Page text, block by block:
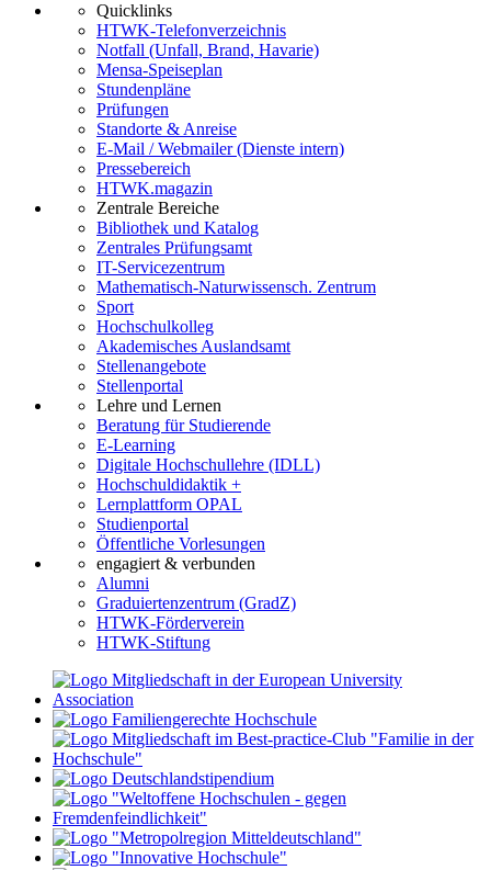
Quicklinks
HTWK-Telefonverzeichnis
Notfall (Unfall, Brand, Havarie)
Mensa-Speiseplan
Stundenpläne
Prüfungen
Standorte & Anreise
E-Mail / Webmailer (Dienste intern)
Pressebereich
HTWK.magazin
Zentrale Bereiche
Bibliothek und Katalog
Zentrales Prüfungsamt
IT-Servicezentrum
Mathematisch-Naturwissensch. Zentrum
Sport
Hochschulkolleg
Akademisches Auslandsamt
Stellenangebote
Stellenportal
Lehre und Lernen
Beratung für Studierende
E-Learning
Digitale Hochschullehre (IDLL)
Hochschuldidaktik +
Lernplattform OPAL
Studienportal
Öffentliche Vorlesungen
engagiert & verbunden
Alumni
Graduiertenzentrum (GradZ)
HTWK-Förderverein
HTWK-Stiftung